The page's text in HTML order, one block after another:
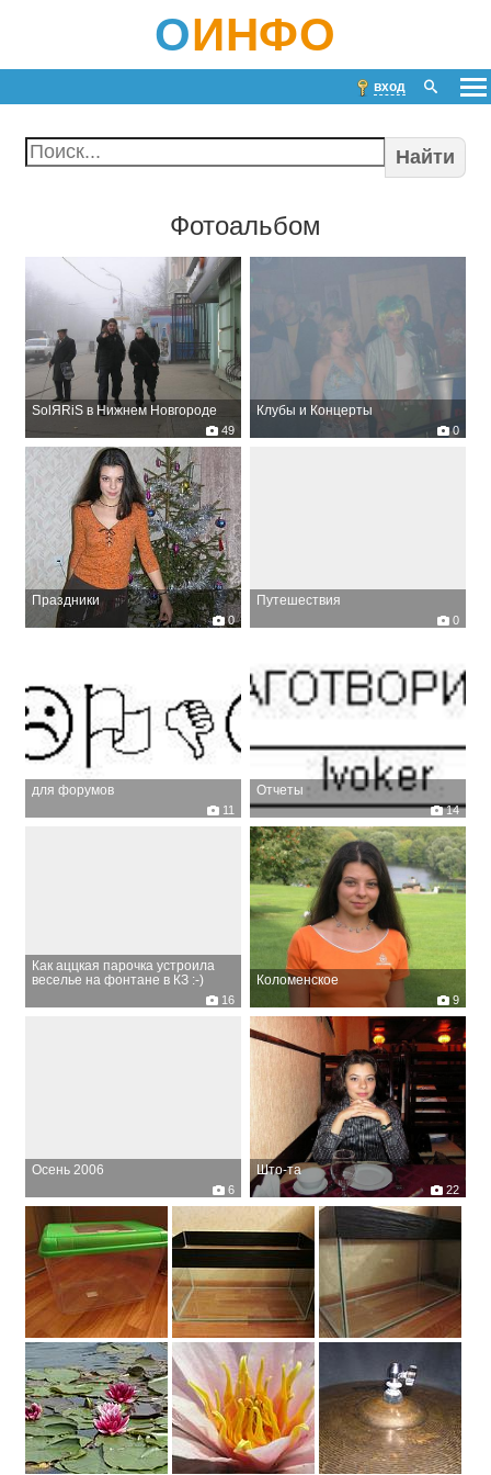
ОИНФО
вход
Найти
Фотоальбом
SolЯRiS в Нижнем Новгороде
49
Клубы и Концерты
0
Праздники
0
Путешествия
0
для форумов
11
Отчеты
14
Как аццкая парочка устроила
веселье на фонтане в КЗ :-)
16
году в 2006. SATANIZMO и
Коломенское
9
Осень 2006
6
Што-та
22